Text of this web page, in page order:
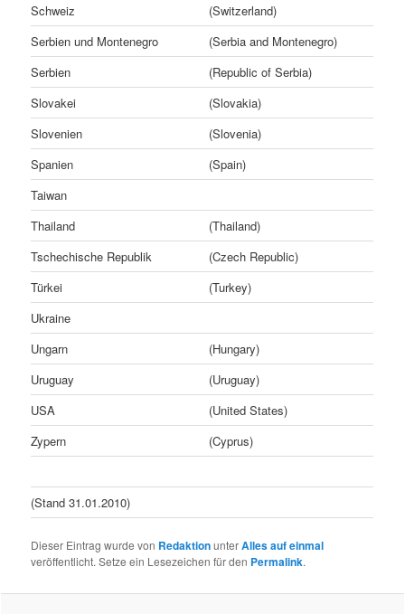
Schweiz
(Switzerland)
Serbien und Montenegro
(Serbia and Montenegro)
Serbien
(Republic of Serbia)
Slovakei
(Slovakia)
Slovenien
(Slovenia)
Spanien
(Spain)
Taiwan
Thailand
(Thailand)
Tschechische Republik
(Czech Republic)
Türkei
(Turkey)
Ukraine
Ungarn
(Hungary)
Uruguay
(Uruguay)
USA
(United States)
Zypern
(Cyprus)
(Stand 31.01.2010)
Dieser Eintrag wurde von RedaktionunterAlles auf einmal
veröffentlicht. Setze ein Lesezeichen für den Permalink.